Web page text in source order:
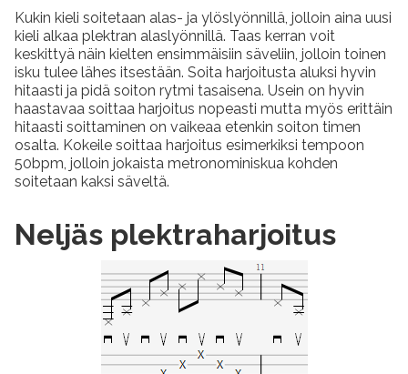
Kukin kieli soitetaan alas- ja ylöslyönnillä, jolloin aina uusi
kieli alkaa plektran alaslyönnillä. Taas kerran voit
keskittyä näin kielten ensimmäisiin säveliin, jolloin toinen
isku tulee lähes itsestään. Soita harjoitusta aluksi hyvin
hitaasti ja pidä soiton rytmi tasaisena. Usein on hyvin
haastavaa soittaa harjoitus nopeasti mutta myös erittäin
hitaasti soittaminen on vaikeaa etenkin soiton timen
osalta. Kokeile soittaa harjoitus esimerkiksi tempoon
50bpm, jolloin jokaista metronominiskua kohden
soitetaan kaksi säveltä.
Neljäs plektraharjoitus